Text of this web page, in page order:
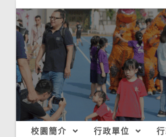
校園簡介 行政單位